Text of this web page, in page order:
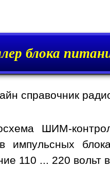
блока
справочник
ШИМ-
импульсных
110 ... 220 вольт